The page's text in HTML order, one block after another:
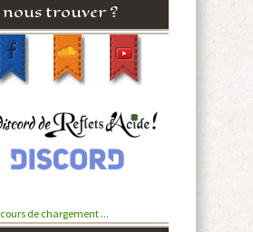
nous trouver ?
de chargement ...